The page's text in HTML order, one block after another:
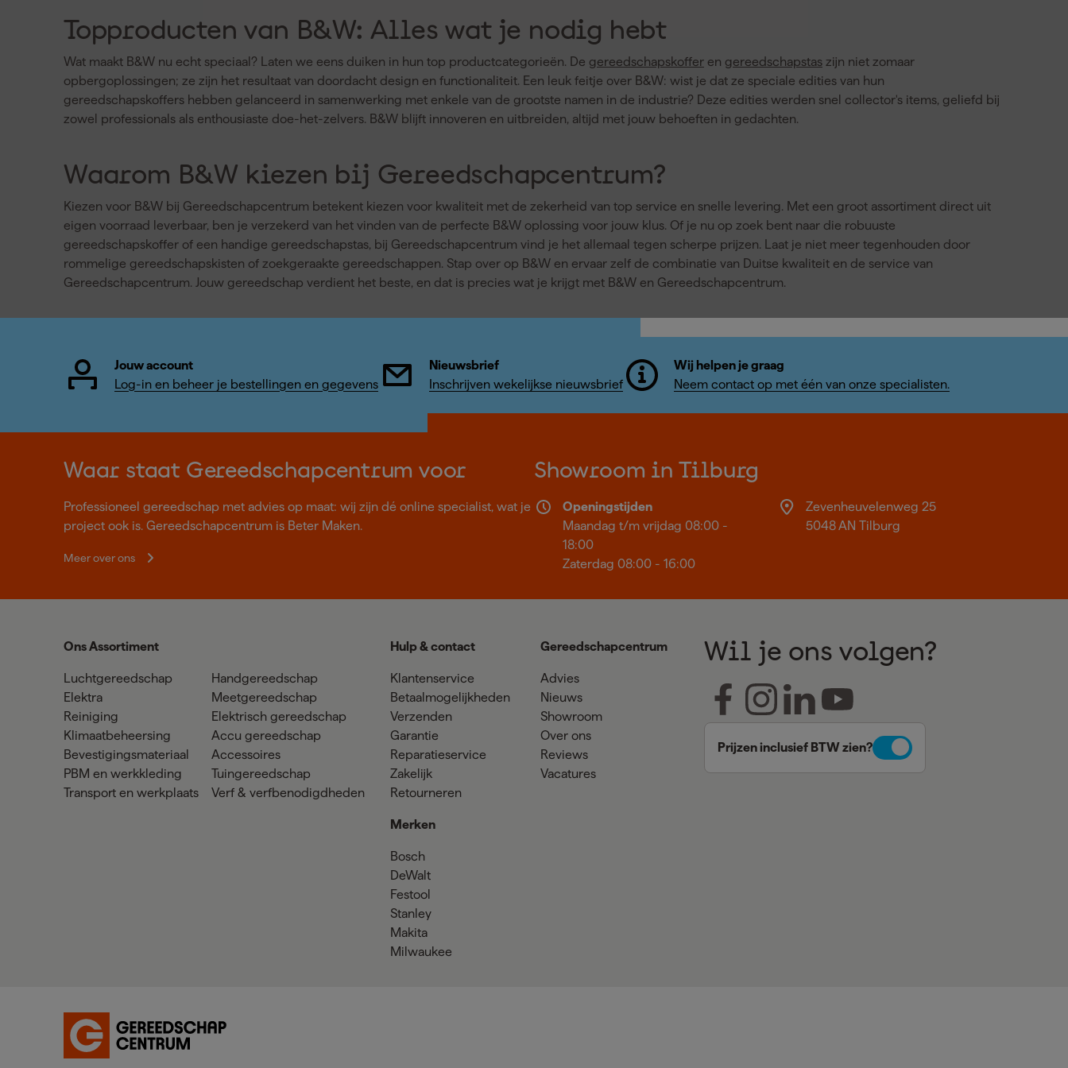
Topproducten van B&W: Alles wat je nodig hebt
Wat maakt B&W nu echt speciaal? Laten we eens duiken in hun top productcategorieën. De gereedschapskoffer en gereedschapstas zijn niet zomaar
opbergoplossingen; ze zijn het resultaat van doordacht design en functionaliteit. Een leuk feitje over B&W: wist je dat ze speciale edities van hun
gereedschapskoffers hebben gelanceerd in samenwerking met enkele van de grootste namen in de industrie? Deze edities werden snel collector's items, geliefd bij
zowel professionals als enthousiaste doe-het-zelvers. B&W blijft innoveren en uitbreiden, altijd met jouw behoeften in gedachten.
Waarom B&W kiezen bij Gereedschapcentrum?
Kiezen voor B&W bij Gereedschapcentrum betekent kiezen voor kwaliteit met de zekerheid van top service en snelle levering. Met een groot assortiment direct uit
eigen voorraad leverbaar, ben je verzekerd van het vinden van de perfecte B&W oplossing voor jouw klus. Of je nu op zoek bent naar die robuuste
gereedschapskoffer of een handige gereedschapstas, bij Gereedschapcentrum vind je het allemaal tegen scherpe prijzen. Laat je niet meer tegenhouden door
rommelige gereedschapskisten of zoekgeraakte gereedschappen. Stap over op B&W en ervaar zelf de combinatie van Duitse kwaliteit en de service van
Gereedschapcentrum. Jouw gereedschap verdient het beste, en dat is precies wat je krijgt met B&W en Gereedschapcentrum.
Jouw account
Log-in en beheer je bestellingen en gegevens
Nieuwsbrief
Inschrijven wekelijkse nieuwsbrief
Wij helpen je graag
Neem contact op met één van onze specialisten.
Waar staat Gereedschapcentrum voor
Professioneel gereedschap met advies op maat: wij zijn dé online specialist, wat je
project ook is. Gereedschapcentrum is Beter Maken.
Meer over ons
Showroom in Tilburg
Openingstijden
Maandag t/m vrijdag 08:00 -
18:00
Zaterdag 08:00 - 16:00
Zevenheuvelenweg 25
5048 AN Tilburg
Ons Assortiment
Luchtgereedschap
Elektra
Reiniging
Klimaatbeheersing
Bevestigingsmateriaal
PBM en werkkleding
Transport en werkplaats
Handgereedschap
Meetgereedschap
Elektrisch gereedschap
Accu gereedschap
Accessoires
Tuingereedschap
Verf & verfbenodigdheden
Hulp & contact
Klantenservice
Betaalmogelijkheden
Verzenden
Garantie
Reparatieservice
Zakelijk
Retourneren
Merken
Bosch
DeWalt
Festool
Stanley
Makita
Milwaukee
Gereedschapcentrum
Advies
Nieuws
Showroom
Over ons
Reviews
Vacatures
Wil je ons volgen?
Prijzen inclusief BTW zien?